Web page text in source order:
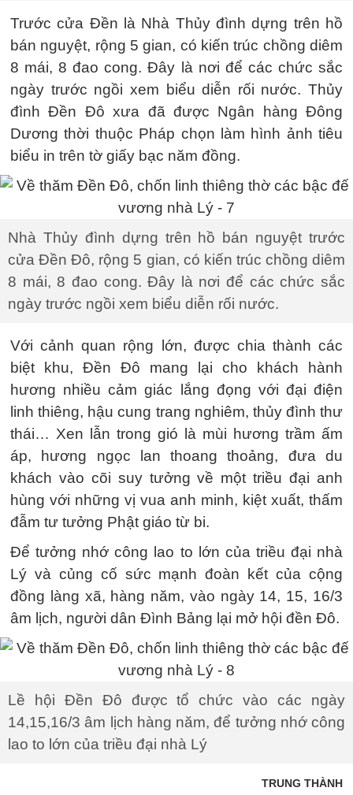
Trước cửa Đền là Nhà Thủy đình dựng trên hồ
bán nguyệt, rộng 5 gian, có kiến trúc chồng diêm
8 mái, 8 đao cong. Đây là nơi để các chức sắc
ngày trước ngồi xem biểu diễn rối nước. Thủy
đình Đền Đô xưa đã được Ngân hàng Đông
Dương thời thuộc Pháp chọn làm hình ảnh tiêu
biểu in trên tờ giấy bạc năm đồng.
Nhà Thủy đình dựng trên hồ bán nguyệt trước
cửa Đền Đô, rộng 5 gian, có kiến trúc chồng diêm
8 mái, 8 đao cong. Đây là nơi để các chức sắc
ngày trước ngồi xem biểu diễn rối nước.
Với cảnh quan rộng lớn, được chia thành các
biệt khu, Đền Đô mang lại cho khách hành
hương nhiều cảm giác lắng đọng với đại điện
linh thiêng, hậu cung trang nghiêm, thủy đình thư
thái… Xen lẫn trong gió là mùi hương trầm ấm
áp, hương ngọc lan thoang thoảng, đưa du
khách vào cõi suy tưởng về một triều đại anh
hùng với những vị vua anh minh, kiệt xuất, thấm
đẫm tư tưởng Phật giáo từ bi.
Để tưởng nhớ công lao to lớn của triều đại nhà
Lý và củng cố sức mạnh đoàn kết của cộng
đồng làng xã, hàng năm, vào ngày 14, 15, 16/3
âm lịch, người dân Đình Bảng lại mở hội đền Đô.
Lề hội Đền Đô được tổ chức vào các ngày
14,15,16/3 âm lịch hàng năm, để tưởng nhớ công
lao to lớn của triều đại nhà Lý
TRUNG THÀNH